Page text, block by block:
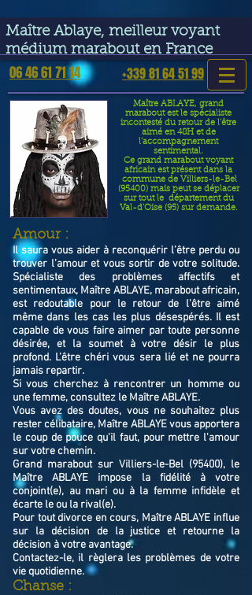
Maître Ablaye, meilleur voyant
médium marabout en France
06 46 61 71 14 +339 81 64 51 99
Maître ABLAYE, grand
marabout est le spécialiste
incontesté du retour de l’être
aimé en 48H et de
l’accompagnement
sentimental.
Ce grand marabout voyant
africain est présent dans la
commune de Villiers-le-Bel
(95400) mais peut se déplacer
sur tout le département du
Val-d'Oise (95) sur demande.
​Amour :
Il saura vous aider à reconquérir l’être perdu ou
trouver l’amour et vous sortir de votre solitude.
Spécialiste des problèmes affectifs et
sentimentaux, Maître ABLAYE, marabout africain,
est redoutable pour le retour de l'être aimé
même dans les cas les plus désespérés. Il est
capable de vous faire aimer par toute personne
désirée, et la soumet à votre désir le plus
profond. L’être chéri vous sera lié et ne pourra
jamais repartir.
Si vous cherchez à rencontrer un homme ou
une femme, consultez le Maître ABLAYE.
Vous avez des doutes, vous ne souhaitez plus
rester célibataire, Maître ABLAYE vous apportera
le coup de pouce qu'il faut, pour mettre l'amour
sur votre chemin.
Grand marabout sur Villiers-le-Bel (95400), le
Maître ABLAYE impose la fidélité à votre
conjoint(e), au mari ou à la femme infidèle et
écarte le ou la rival(e).
Pour tout divorce en cours, Maître ABLAYE influe
sur la décision de la justice et retourne la
décision à votre avantage.
Contactez-le, il règlera les problèmes de votre
vie quotidienne.
Chanse :